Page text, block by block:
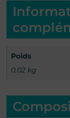
Poids
0,02 kg